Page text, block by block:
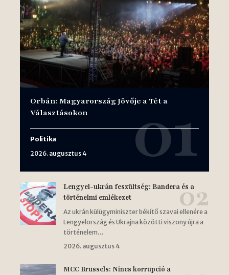
Orbán: Magyarország Jövője a Tét a
Választásokon
Politika
2026. augusztus 4
Lengyel-ukrán feszültség: Bandera és a
történelmi emlékezet
Az ukrán külügyminiszter békítő szavai ellenére a
Lengyelország és Ukrajna közötti viszony újra a
történelem…
2026. augusztus 4
MCC Brussels: Nincs korrupció a